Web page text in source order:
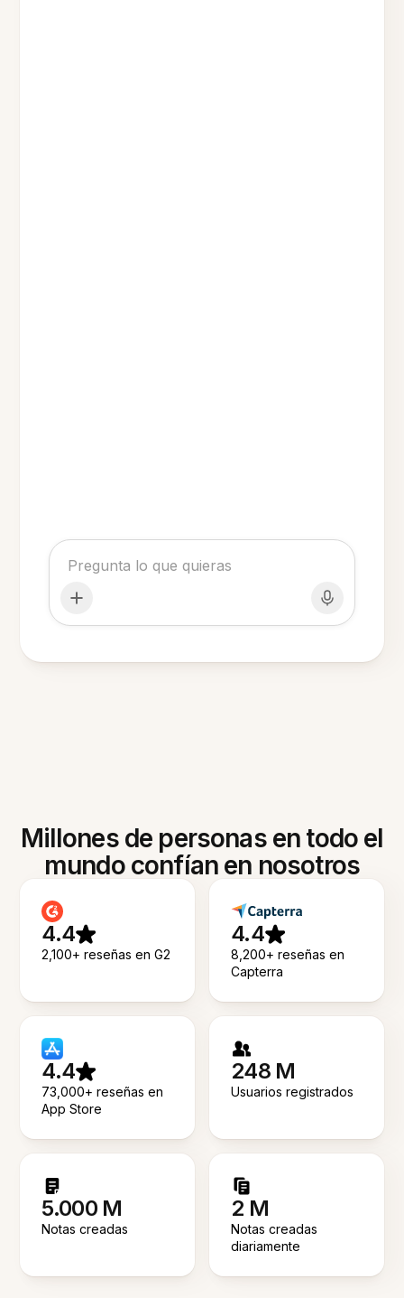
Millones de personas en todo el
mundo confían en nosotros
4.4
2,100+ reseñas en G2
4.4
8,200+ reseñas en
Capterra
4.4
73,000+ reseñas en
App Store
248 M
Usuarios registrados
5.000 M
Notas creadas
2 M
Notas creadas
diariamente